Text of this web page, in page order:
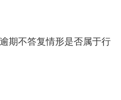
期不答复情形是否属于行